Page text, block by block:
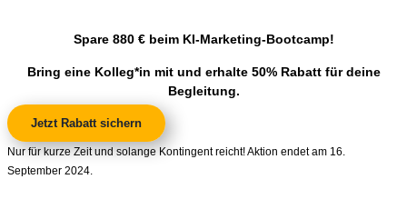
Spare 880 € beim KI-Marketing-Bootcamp!
Bring eine Kolleg*in mit und erhalte 50% Rabatt für deine
Begleitung.
Jetzt Rabatt sichern
Nur für kurze Zeit und solange Kontingent reicht! Aktion endet am 16.
September 2024.